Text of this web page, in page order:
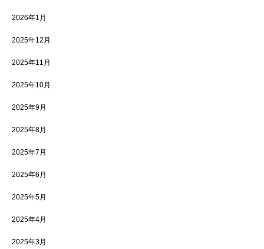
2026年1月
2025年12月
2025年11月
2025年10月
2025年9月
2025年8月
2025年7月
2025年6月
2025年5月
2025年4月
2025年3月